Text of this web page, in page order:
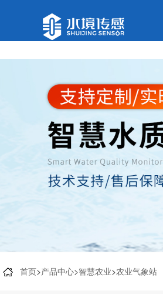
首页>产品中心>智慧农业>农业气象站